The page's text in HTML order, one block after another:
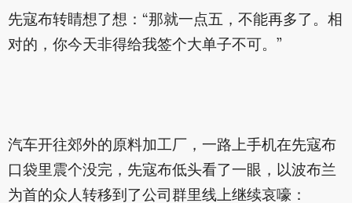
先寇布转睛想了想：“那就一点五，不能再多了。相
对的，你今天非得给我签个大单子不可。”
汽车开往郊外的原料加工厂，一路上手机在先寇布
口袋里震个没完，先寇布低头看了一眼，以波布兰
为首的众人转移到了公司群里线上继续哀嚎：